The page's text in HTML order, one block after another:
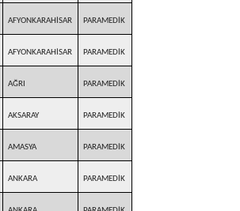
AFYONKARAHİSAR PARAMEDİK
AFYONKARAHİSAR PARAMEDİK
AĞRI PARAMEDİK
AKSARAY PARAMEDİK
AMASYA PARAMEDİK
ANKARA PARAMEDİK